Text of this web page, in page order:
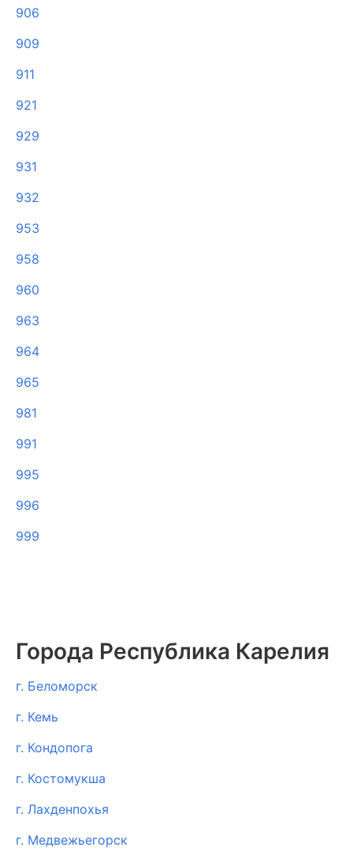
906
909
911
921
929
931
932
953
958
960
963
964
965
981
991
995
996
999
Города Республика Карелия
г. Беломорск
г. Кемь
г. Кондопога
г. Костомукша
г. Лахденпохья
г. Медвежьегорск